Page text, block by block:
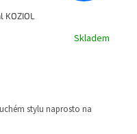
KOZIOL
Skladem
stylu naprosto na